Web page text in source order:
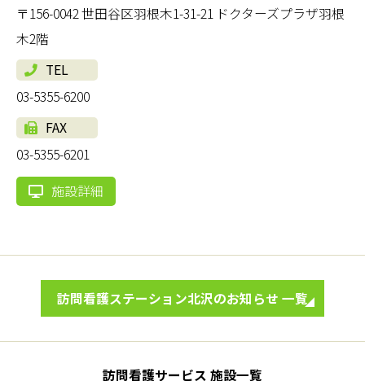
〒156-0042 世田谷区羽根木1-31-21 ドクターズプラザ羽根
木2階
TEL
03-5355-6200
FAX
03-5355-6201
施設詳細
訪問看護ステーション北沢のお知らせ 一覧
訪問看護サービス 施設一覧